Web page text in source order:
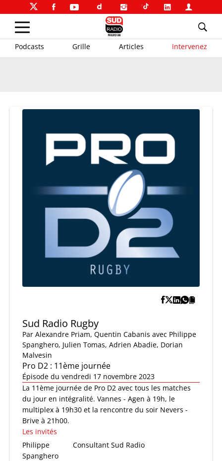
Podcasts Grille Articles Intervenez
Sud Radio Rugby
Par Alexandre Priam, Quentin Cabanis avec Philippe
Spanghero, Julien Tomas, Adrien Abadie, Dorian
Malvesin
Pro D2 : 11ème journée
Épisode du vendredi 17 novembre 2023
La 11ème journée de Pro D2 avec tous les matches
du jour en intégralité. Vannes - Agen à 19h, le
multiplex à 19h30 et la rencontre du soir Nevers -
Brive à 21h00.
Les invités
Philippe
Spanghero
Consultant Sud Radio